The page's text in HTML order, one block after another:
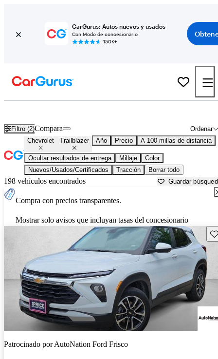
CarGurus: Autos nuevos y usados
Con Modo de concesionario
150K+
Filtro (2) Ordenar
Compara
Chevrolet Trailblazer Año Precio A 100 millas de distancia
Ocultar resultados de entrega Millaje
Color
Nuevos/Usados/Certificados
Tracción Borrar todo
198 vehículos encontrados Guardar
Compra con precios transparentes.
Mostrar solo avisos que incluyan tasas del concesionario
Patrocinado porAutoNation Ford Frisco